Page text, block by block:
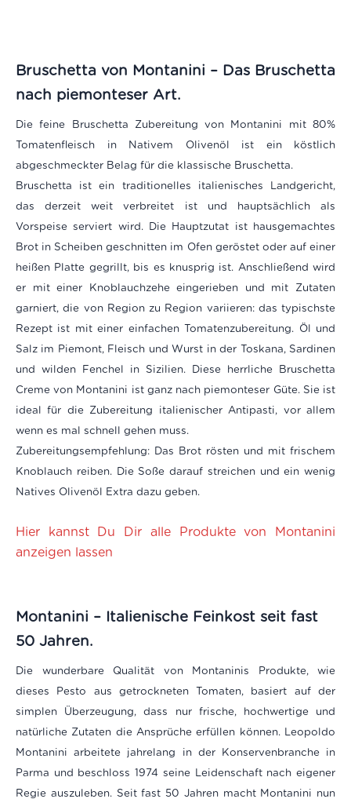
Bruschetta von Montanini – Das Bruschetta
nach piemonteser Art.
Die feine Bruschetta Zubereitung von Montanini mit 80%
Tomatenfleisch in Nativem Olivenöl ist ein köstlich
abgeschmeckter Belag für die klassische Bruschetta.
Bruschetta ist ein traditionelles italienisches Landgericht,
das derzeit weit verbreitet ist und hauptsächlich als
Vorspeise serviert wird. Die Hauptzutat ist hausgemachtes
Brot in Scheiben geschnitten im Ofen geröstet oder auf einer
heißen Platte gegrillt, bis es knusprig ist. Anschließend wird
er mit einer Knoblauchzehe eingerieben und mit Zutaten
garniert, die von Region zu Region variieren: das typischste
Rezept ist mit einer einfachen Tomatenzubereitung. Öl und
Salz im Piemont, Fleisch und Wurst in der Toskana, Sardinen
und wilden Fenchel in Sizilien. Diese herrliche Bruschetta
Creme von Montanini ist ganz nach piemonteser Güte. Sie ist
ideal für die Zubereitung italienischer Antipasti, vor allem
wenn es mal schnell gehen muss.
Zubereitungsempfehlung: Das Brot rösten und mit frischem
Knoblauch reiben. Die Soße darauf streichen und ein wenig
Natives Olivenöl Extra dazu geben.
Hier kannst Du Dir alle Produkte von Montanini
anzeigen lassen
Montanini – Italienische Feinkost seit fast
50 Jahren.
Die wunderbare Qualität von Montaninis Produkte, wie
dieses Pesto aus getrockneten Tomaten, basiert auf der
simplen Überzeugung, dass nur frische, hochwertige und
natürliche Zutaten die Ansprüche erfüllen können. Leopoldo
Montanini arbeitete jahrelang in der Konservenbranche in
Parma und beschloss 1974 seine Leidenschaft nach eigener
Regie auszuleben. Seit fast 50 Jahren macht Montanini nun